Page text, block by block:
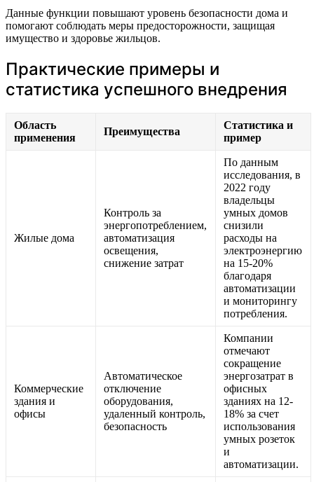
Данные функции повышают уровень безопасности дома и
помогают соблюдать меры предосторожности, защищая
имущество и здоровье жильцов.
Практические примеры и
статистика успешного внедрения
Область
применения
Преимущества
Статистика и
пример
Жилые дома
Контроль за
энергопотреблением,
автоматизация
освещения,
снижение затрат
По данным
исследования, в
2022 году
владельцы
умных домов
снизили
расходы на
электроэнергию
на 15-20%
благодаря
автоматизации
и мониторингу
потребления.
Коммерческие
здания и
офисы
Автоматическое
отключение
оборудования,
удаленный контроль,
безопасность
Компании
отмечают
сокращение
энергозатрат в
офисных
зданиях на 12-
18% за счет
использования
умных розеток
и
автоматизации.